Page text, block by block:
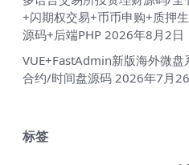
+闪期权交易+币币申购+质押
源码+后端PHP 2026年8月2日
VUE+FastAdmin新版海外微
合约/时间盘源码 2026年7月
标签